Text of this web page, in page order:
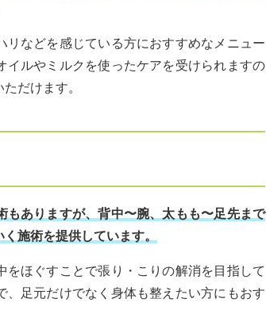
リなどを感じている方におすすめなメニュー
イルやミルクを使ったケアを受けられますの
だけます。
もありますが、背中〜腕、太もも〜足先まで
施術を提供しています。
ほぐすことで張り・こりの解消を目指して
、足元だけでなく身体も整えたい方にもおす